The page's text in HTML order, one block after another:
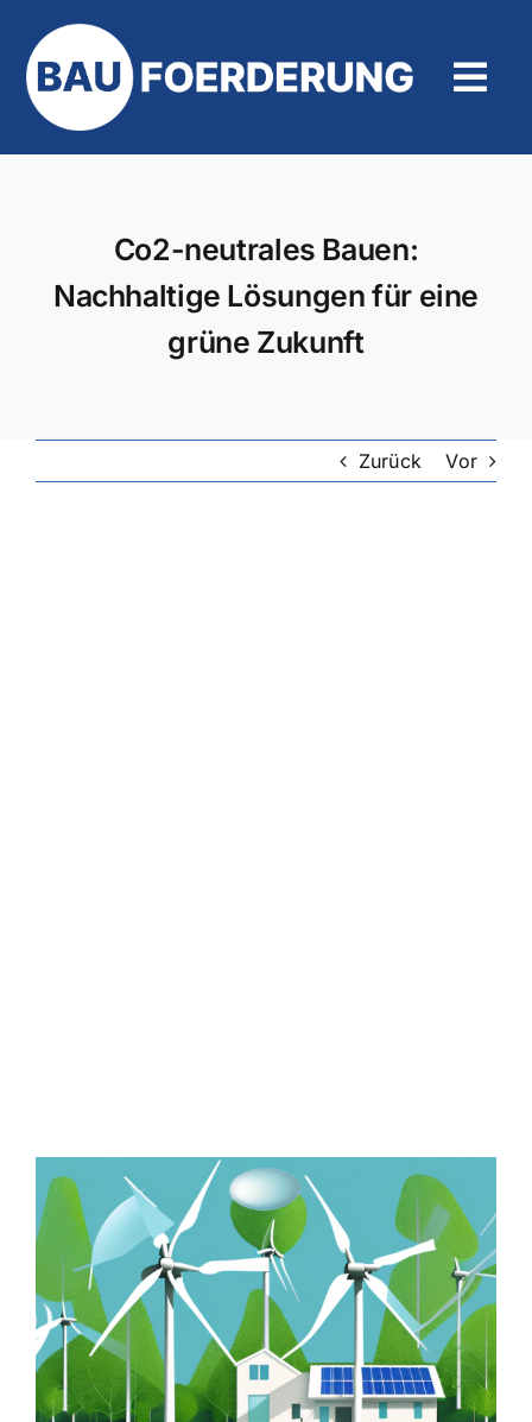
Inhalt
springen
Co2-neutrales Bauen:
Nachhaltige Lösungen für eine
grüne Zukunft
Zurück Vor
grösseres
Bild